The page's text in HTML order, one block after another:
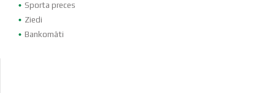
Sporta preces
Ziedi
Bankomāti